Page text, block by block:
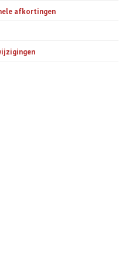
afkortingen